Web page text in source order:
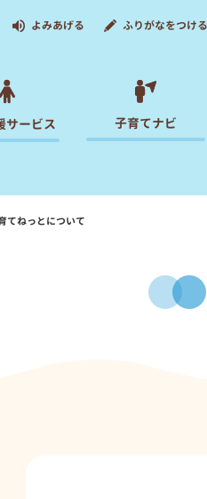
よみあげる ふりがなをつける
サービス 子育てナビ
てねっとについて